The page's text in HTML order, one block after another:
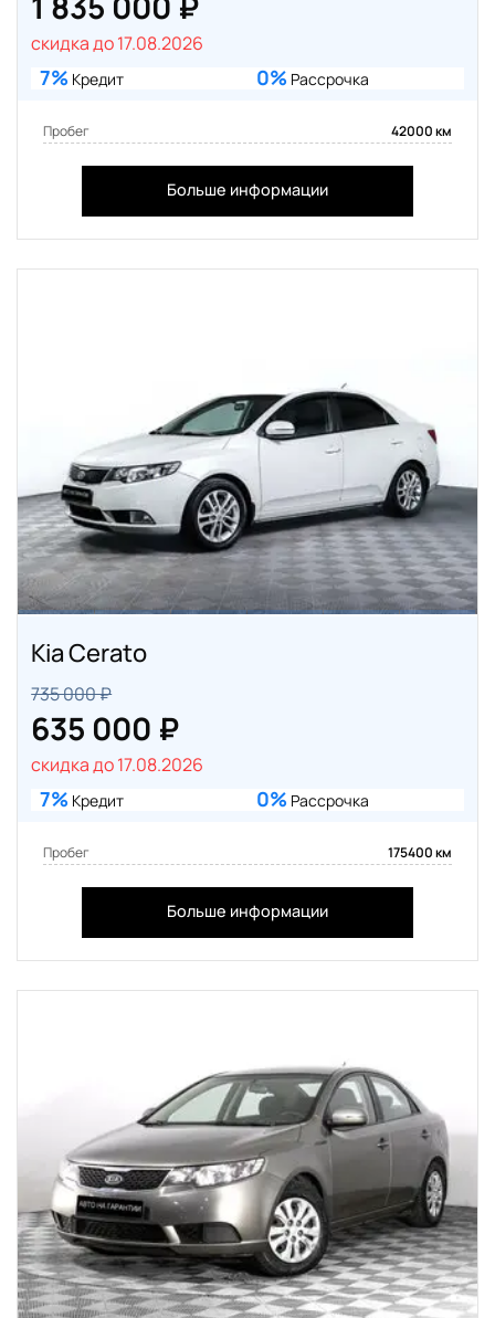
скидка до 17.08.2026
7% Кредит 0% Рассрочка
Пробег 42000 км
Больше информации
Kia Cerato
735 000 ₽
635 000 ₽
скидка до 17.08.2026
7% Кредит 0% Рассрочка
Пробег 175400 км
Больше информации